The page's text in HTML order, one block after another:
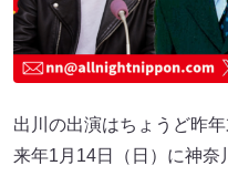
出川の出演はちょうど昨年
来年1月14日（日）に神奈